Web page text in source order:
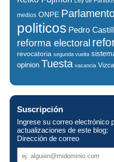
medios ONPE
politicos Pedro
reforma electoral
revocatoria segunda vuelta
opinion Tuesta vacancia
Suscripción
Ingrese su correo electrónico
actualizaciones de este blog:
Dirección de correo
de